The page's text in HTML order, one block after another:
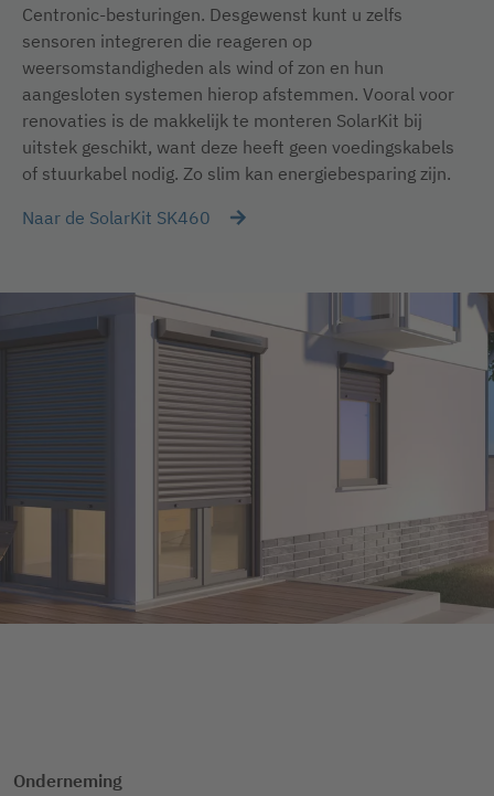
Centronic-besturingen. Desgewenst kunt u zelfs
sensoren integreren die reageren op
weersomstandigheden als wind of zon en hun
aangesloten systemen hierop afstemmen. Vooral voor
renovaties is de makkelijk te monteren SolarKit bij
uitstek geschikt, want deze heeft geen voedingskabels
of stuurkabel nodig. Zo slim kan energiebesparing zijn.
Naar de SolarKit SK460
Onderneming